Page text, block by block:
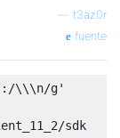
t3az0r
fuente
:/\\\n/g'
sdk